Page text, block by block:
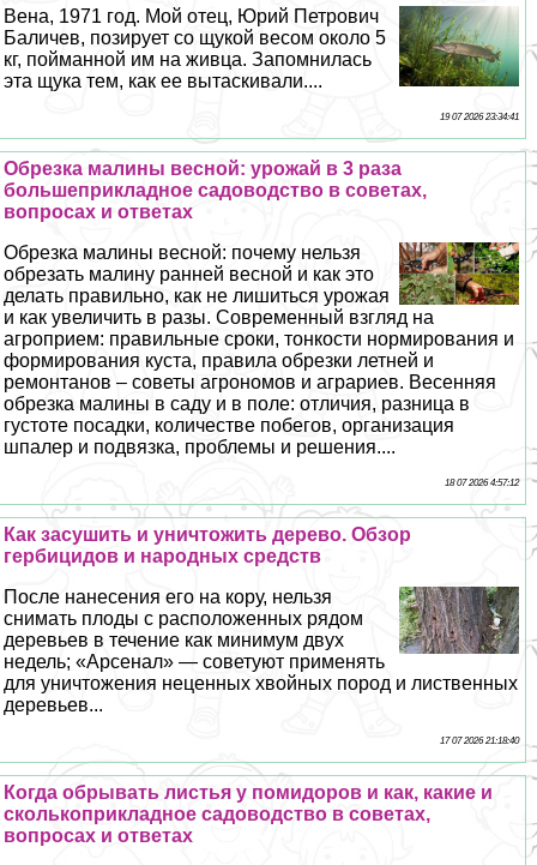
Вена, 1971 год. Мой отец, Юрий Петрович
Баличев, позирует со щукой весом около 5
кг, пойманной им на живца. Запомнилась
эта щука тем, как ее вытаскивали....
19 07 2026 23:34:41
Обрезка малины весной: урожай в 3 раза
большеприкладное садоводство в советах,
вопросах и ответах
Обрезка малины весной: почему нельзя
обрезать малину ранней весной и как это
делать правильно, как не лишиться урожая
и как увеличить в разы. Современный взгляд на
агроприем: правильные сроки, тонкости нормирования и
формирования куста, правила обрезки летней и
ремонтанов – советы агрономов и аграриев. Весенняя
обрезка малины в саду и в поле: отличия, разница в
густоте посадки, количестве побегов, организация
шпалер и подвязка, проблемы и решения....
18 07 2026 4:57:12
Как засушить и уничтожить дерево. Обзор
гербицидов и народных средств
После нанесения его на кору, нельзя
снимать плоды с расположенных рядом
деревьев в течение как минимум двух
недель; «Арсенал» — советуют применять
для уничтожения неценных хвойных пород и лиственных
деревьев...
17 07 2026 21:18:40
Когда обрывать листья у помидоров и как, какие и
сколькоприкладное садоводство в советах,
вопросах и ответах